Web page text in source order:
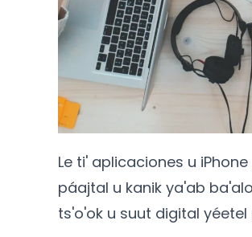
Le ti' aplicaciones u
páajtal u kanik ya'ab
ts'o'ok u suut digital